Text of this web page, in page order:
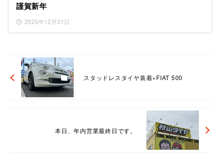
謹賀新年
2025年12月31日
スタッドレスタイヤ装着×FIAT 500
本日、年内営業最終日です。